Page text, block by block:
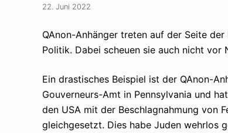
22. Juni 2022
QAnon-Anhänger treten auf der Seite
Politik. Dabei scheuen sie auch nicht vor
Ein drastisches Beispiel ist der QAnon-
Gouverneurs-Amt in Pennsylvania und
den USA mit der Beschlagnahmung von
gleichgesetzt. Dies habe Juden wehrlos